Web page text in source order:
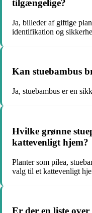
tilgængelige?
Ja, billeder af giftige
identifikation og
Kan stuebambus
Ja, stuebambus er en
Hvilke grønne
kattevenligt hjem?
Planter som pilea,
valg til et kattevenligt